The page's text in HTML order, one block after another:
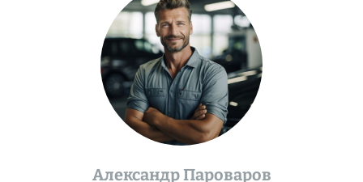
Александр Пароваров